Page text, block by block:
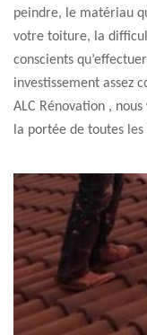
peindre, le matériau
votre toiture, la
conscients
investissement assez
ALC Rénovation ,
la portée de toutes